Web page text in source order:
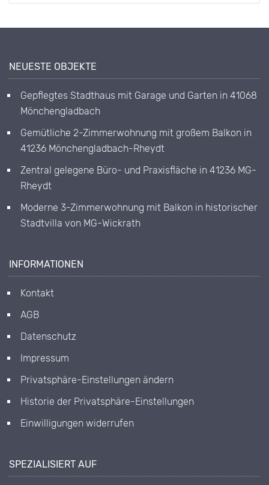
NEUESTE OBJEKTE
Gepflegtes Stadthaus mit Garage und Garten in 41068
Mönchengladbach
Gemütliche 2-Zimmerwohnung mit großem Balkon in
41236 Mönchengladbach-Rheydt
Zentral gelegene Büro- und Praxisfläche in 41236 MG-
Rheydt
Moderne 3-Zimmerwohnung mit Balkon in historischer
Stadtvilla von MG-Wickrath
INFORMATIONEN
Kontakt
AGB
Datenschutz
Impressum
Privatsphäre-Einstellungen ändern
Historie der Privatsphäre-Einstellungen
Einwilligungen widerrufen
SPEZIALISIERT AUF